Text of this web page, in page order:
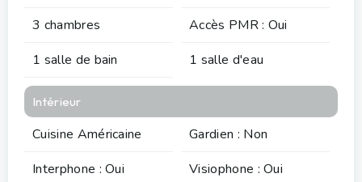
3 chambres
Accès PMR : Oui
1 salle de bain
1 salle d'eau
Intérieur
Cuisine Américaine
Gardien : Non
Interphone : Oui
Visiophone : Oui